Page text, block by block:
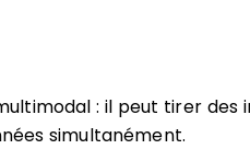
: il peut tirer des
simultanément.